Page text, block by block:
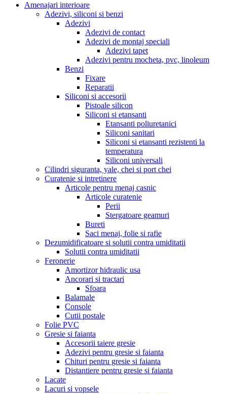
Amenajari interioare
Adezivi, siliconi si benzi
Adezivi
Adezivi de contact
Adezivi de montaj speciali
Adezivi tapet
Adezivi pentru mocheta, pvc, linoleum
Benzi
Fixare
Reparatii
Siliconi si accesorii
Pistoale silicon
Siliconi si etansanti
Etansanti poliuretanici
Siliconi sanitari
Siliconi si etansanti rezistenti la
temperatura
Siliconi universali
Cilindri siguranta, yale, chei si port chei
Curatenie si intretinere
Articole pentru menaj casnic
Articole curatenie
Perii
Stergatoare geamuri
Bureti
Saci menaj, folie si rafie
Dezumidificatoare si solutii contra umiditatii
Solutii contra umiditatii
Feronerie
Amortizor hidraulic usa
Ancorari si tractari
Sfoara
Balamale
Console
Cutii postale
Folie PVC
Gresie si faianta
Accesorii taiere gresie
Adezivi pentru gresie si faianta
Chituri pentru gresie si faianta
Distantiere pentru gresie si faianta
Lacate
Lacuri si vopsele